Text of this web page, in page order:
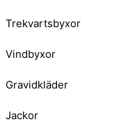
Trekvartsbyxor
Vindbyxor
Gravidkläder
Jackor